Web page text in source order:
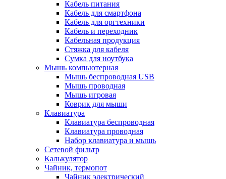
Кабель питания
Кабель для смартфона
Кабель для оргтехники
Кабель и переходник
Кабельная продукция
Стяжка для кабеля
Сумка для ноутбука
Мышь компьютерная
Мышь беспроводная USB
Мышь проводная
Мышь игровая
Коврик для мыши
Клавиатура
Клавиатура беспроводная
Клавиатура проводная
Набор клавиатура и мышь
Сетевой фильтр
Калькулятор
Чайник, термопот
Чайник электрический